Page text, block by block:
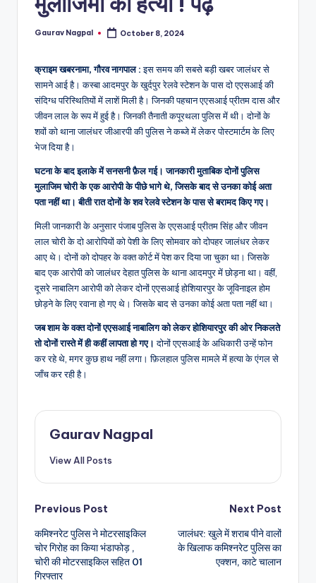
Posted
Gaurav Nagpal October 8, 2024
क्राइम खबरनामा, गौरव नागपाल :इस समय की सबसे बड़ी खबर जालंधर से
सामने आई है। कस्बा आदमपुर के खुर्दपुर रेलवे स्टेशन के पास दो एएसआई की
संदिग्ध परिस्थितियों में लाशें मिली है। जिनकी पहचान एएसआई प्रीतम दास और
जीवन लाल के रूप में हुई है। जिनकी तैनाती कपूरथला पुलिस में थी। दोनों के
शवों को थाना जालंधर जीआरपी की पुलिस ने कब्जे में लेकर पोस्टमार्टम के लिए
भेज दिया है।
घटना के बाद इलाके में सनसनी फ़ैल गई। जानकारी मुताबिक दोनों पुलिस
मुलाजिम चोरी के एक आरोपी के पीछे भागे थे, जिसके बाद से उनका कोई अता
पता नहीं था। बीती रात दोनों के शव रेलवे स्टेशन के पास से बरामद किए गए।
मिली जानकारी के अनुसार पंजाब पुलिस के एएसआई प्रीतम सिंह और जीवन
लाल चोरी के दो आरोपियों को पेशी के लिए सोमवार को दोपहर जालंधर लेकर
आए थे। दोनों को दोपहर के वक्त कोर्ट में पेश कर दिया जा चुका था। जिसके
बाद एक आरोपी को जालंधर देहात पुलिस के थाना आदमपुर में छोड़ना था। वहीं,
दूसरे नाबालिग आरोपी को लेकर दोनों एएसआई होशियारपुर के जूविनाइल होम
छोड़ने के लिए रवाना हो गए थे। जिसके बाद से उनका कोई अता पता नहीं था।
जब शाम के वक्त दोनों एएसआई नाबालिग को लेकर होशियारपुर की ओर निकलते
तो दोनों रास्ते में ही कहीं लापता हो गए। दोनों एएसआई के अधिकारी उन्हें फोन
कर रहे थे, मगर कुछ हाथ नहीं लगा। फ़िलहाल पुलिस मामले में हत्या के एंगल से
जाँच कर रही है।
Gaurav Nagpal
View All Posts
Post
navigation
Previous Post
कमिश्नरेट पुलिस ने मोटरसाइकिल
चोर गिरोह का किया भंडाफोड़ ,
चोरी की मोटरसाइकिल सहित 01
गिरफ्तार
Next Post
जालंधर: खुले में शराब पीने वालों
के खिलाफ कमिश्नरेट पुलिस का
एक्शन, काटे चालान